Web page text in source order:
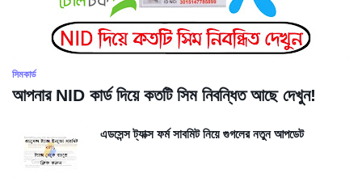
সিমকার্ড
আপনার NID কার্ড দিয়ে কতটি সিম নিবন্ধিত আছে দেখুন!
এডসেন্স ট্যাক্স ফর্ম সাবমিট নিয়ে গুগলের নতুন আপডেট